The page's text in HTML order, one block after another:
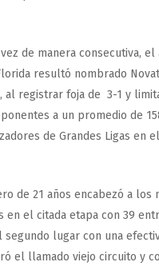
de manera consecutiva,
resultó nombrado
al registrar foja de 3-1 y
a un promedio de
de Grandes Ligas en
de 21 años encabezó a los
en el citada etapa con 39
lugar con una
el llamado viejo circuito y